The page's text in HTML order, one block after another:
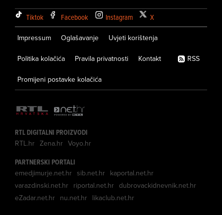
Tiktok Facebook Instagram X
Impressum Oglašavanje Uvjeti korištenja
Politika kolačića Pravila privatnosti Kontakt
Promijeni postavke kolačića
RSS
RTL DIGITALNI PROIZVODI
RTL.hr Zena.hr Voyo.hr
PARTNERSKI PORTALI
emedjimurje.net.hr sib.net.hr kaportal.net.hr
varazdinski.net.hr riportal.net.hr dubrovackidnevnik.net.hr
eZadar.net.hr nu.net.hr likaclub.net.hr